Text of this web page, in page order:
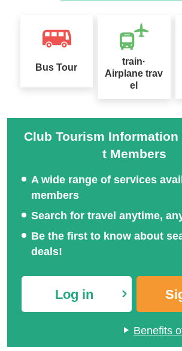
Bus Tour
train·
Airplane trav
el
Club Tourism Information
t Members
A wide range of services
members
Search for travel anytime,
Be the first to know about
deals!
Log in
Benefits